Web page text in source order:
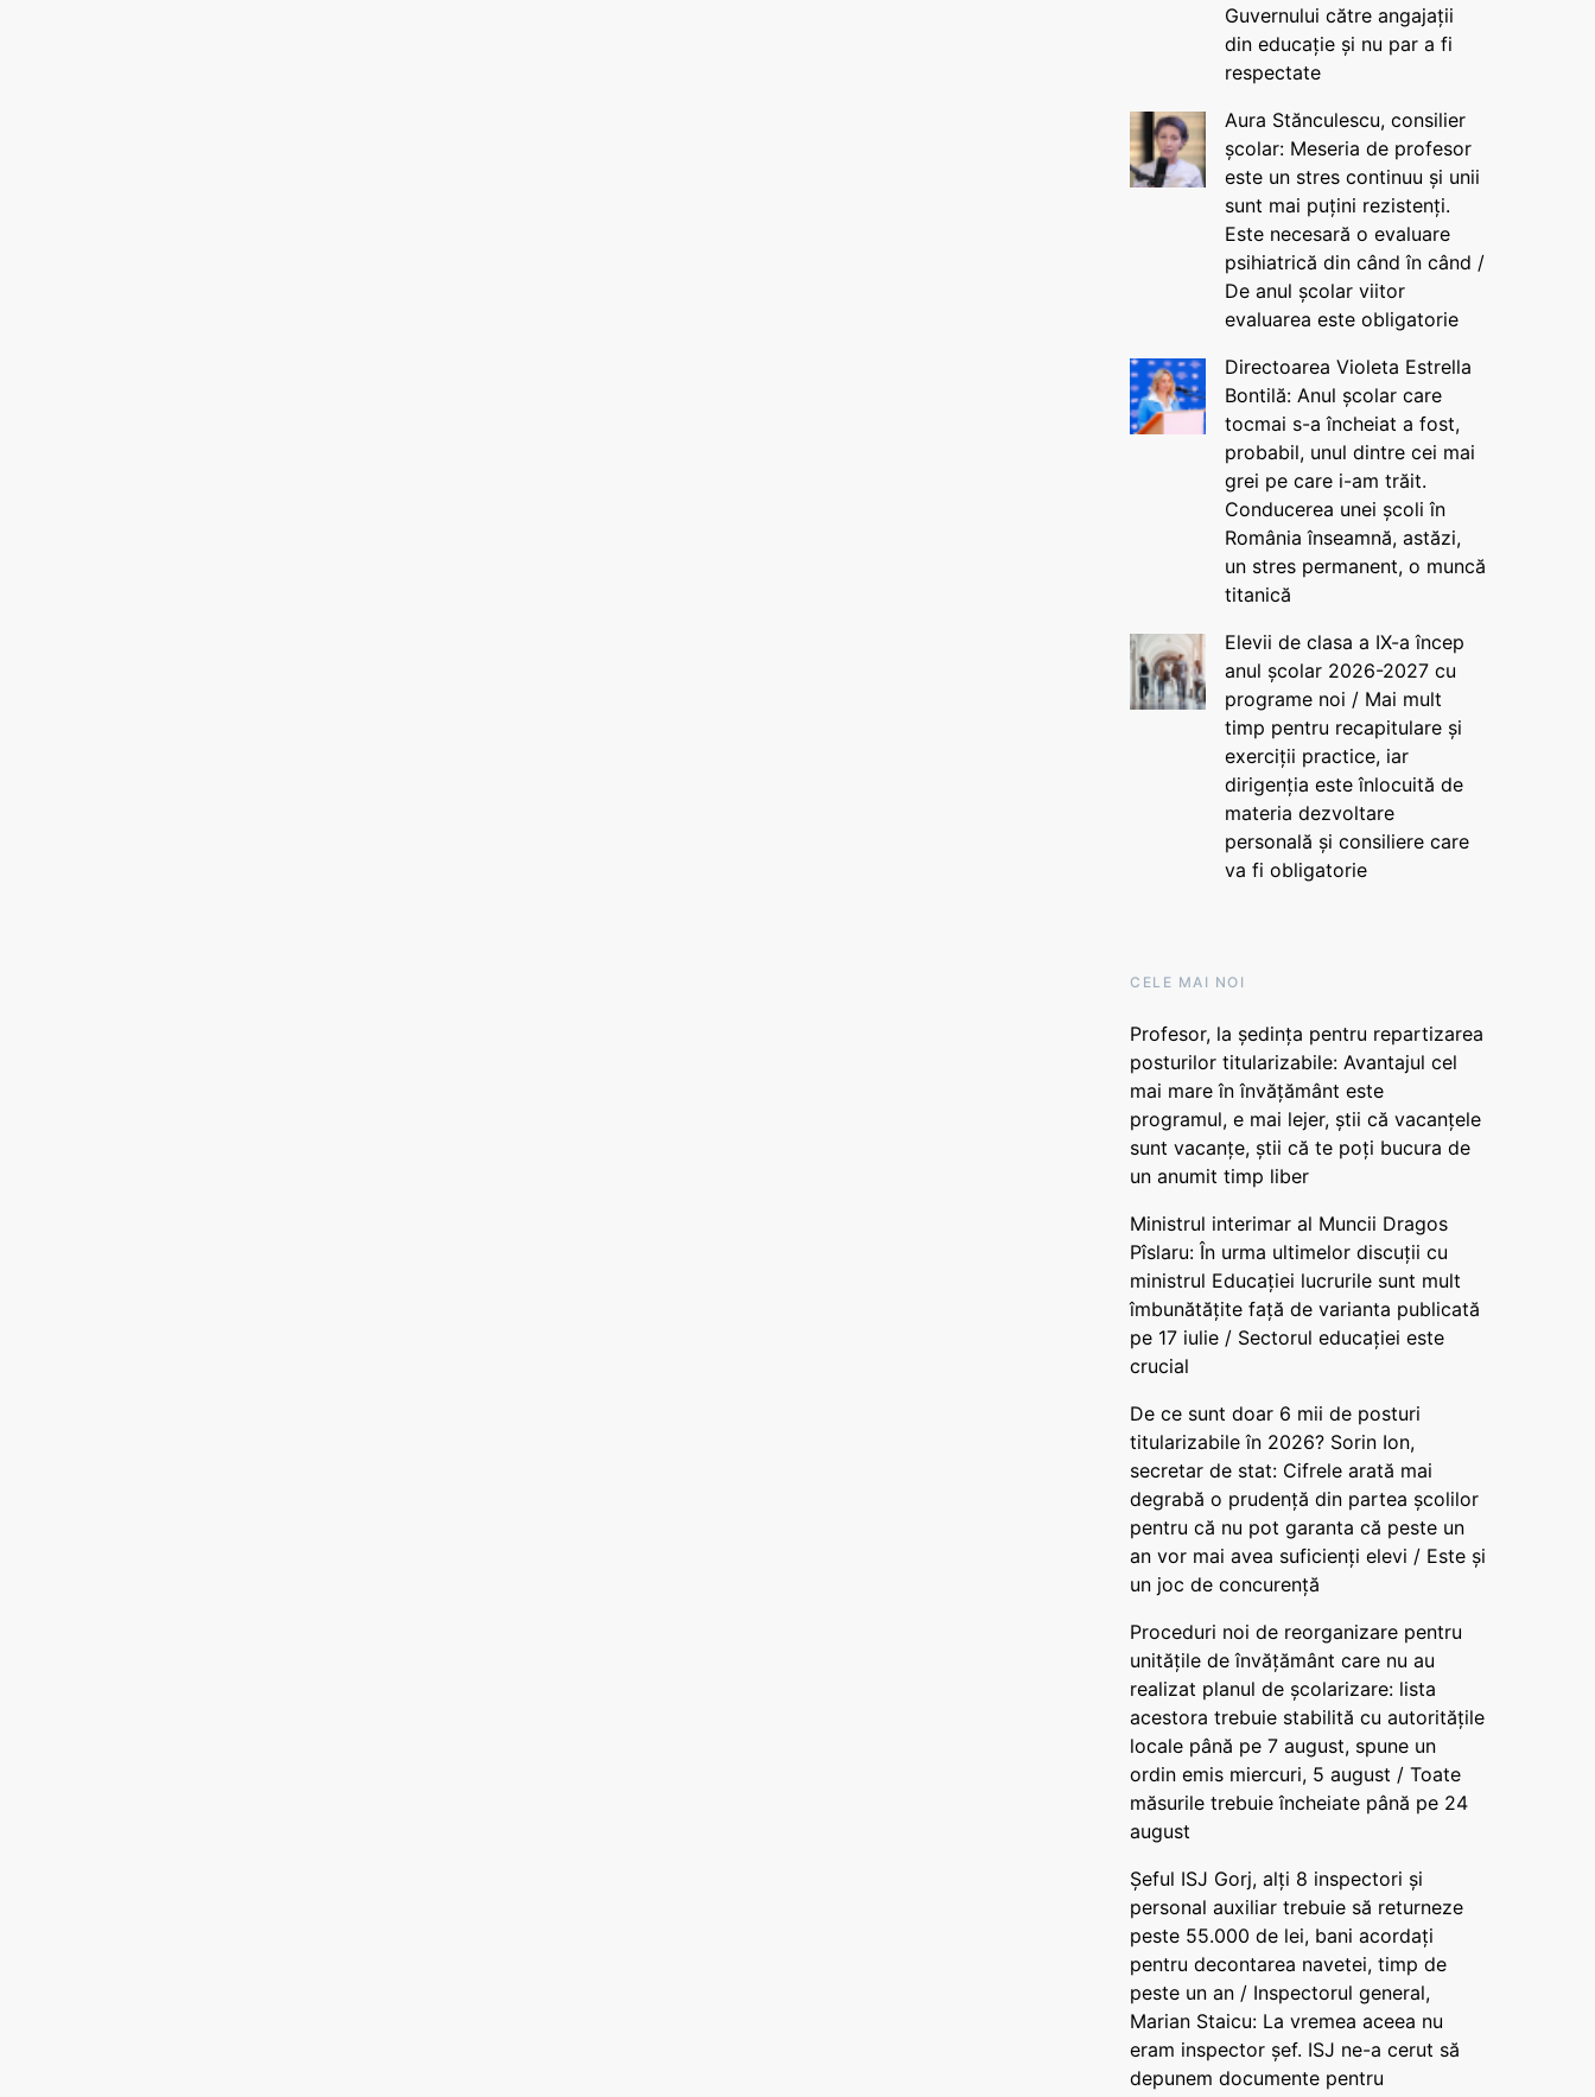
Guvernului către angajații
din educație și nu par a fi
respectate
Aura Stănculescu, consilier
școlar: Meseria de profesor
este un stres continuu și unii
sunt mai puțini rezistenți.
Este necesară o evaluare
psihiatrică din când în când /
De anul școlar viitor
evaluarea este obligatorie
Directoarea Violeta Estrella
Bontilă: Anul școlar care
tocmai s-a încheiat a fost,
probabil, unul dintre cei mai
grei pe care i-am trăit.
Conducerea unei școli în
România înseamnă, astăzi,
un stres permanent, o muncă
titanică
Elevii de clasa a IX-a încep
anul școlar 2026-2027 cu
programe noi / Mai mult
timp pentru recapitulare și
exerciții practice, iar
dirigenția este înlocuită de
materia dezvoltare
personală și consiliere care
va fi obligatorie
CELE MAI NOI
Profesor, la ședința pentru repartizarea
posturilor titularizabile: Avantajul cel
mai mare în învățământ este
programul, e mai lejer, știi că vacanțele
sunt vacanţe, știi că te poți bucura de
un anumit timp liber
Ministrul interimar al Muncii Dragos
Pîslaru: În urma ultimelor discuții cu
ministrul Educației lucrurile sunt mult
îmbunătățite față de varianta publicată
pe 17 iulie / Sectorul educației este
crucial
De ce sunt doar 6 mii de posturi
titularizabile în 2026? Sorin Ion,
secretar de stat: Cifrele arată mai
degrabă o prudență din partea școlilor
pentru că nu pot garanta că peste un
an vor mai avea suficienți elevi / Este și
un joc de concurență
Proceduri noi de reorganizare pentru
unitățile de învățământ care nu au
realizat planul de școlarizare: lista
acestora trebuie stabilită cu autoritățile
locale până pe 7 august, spune un
ordin emis miercuri, 5 august / Toate
măsurile trebuie încheiate până pe 24
august
Șeful ISJ Gorj, alți 8 inspectori și
personal auxiliar trebuie să returneze
peste 55.000 de lei, bani acordați
pentru decontarea navetei, timp de
peste un an / Inspectorul general,
Marian Staicu: La vremea aceea nu
eram inspector șef. ISJ ne-a cerut să
depunem documente pentru